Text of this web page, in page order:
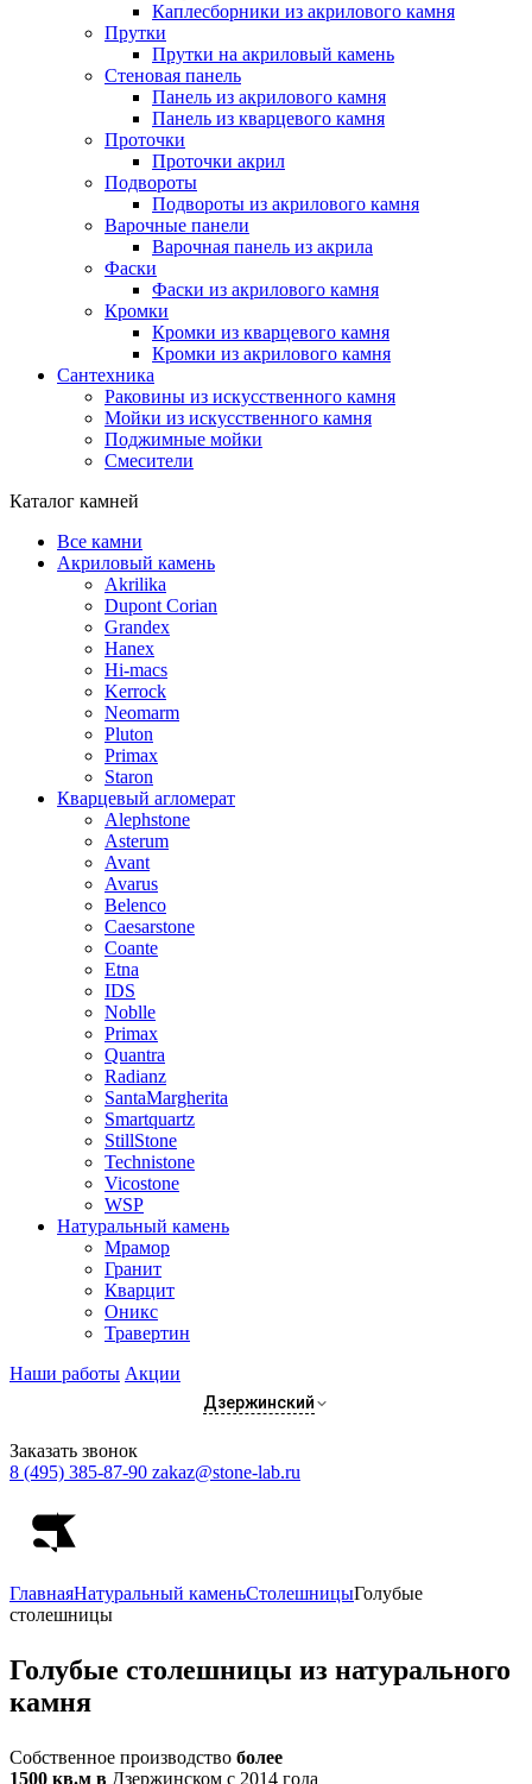
Каплесборники из акрилового камня
Прутки
Прутки на акриловый камень
Стеновая панель
Панель из акрилового камня
Панель из кварцевого камня
Проточки
Проточки акрил
Подвороты
Подвороты из акрилового камня
Варочные панели
Варочная панель из акрила
Фаски
Фаски из акрилового камня
Кромки
Кромки из кварцевого камня
Кромки из акрилового камня
Сантехника
Раковины из искусственного камня
Мойки из искусственного камня
Поджимные мойки
Смесители
Каталог камней
Все камни
Акриловый камень
Akrilika
Dupont Corian
Grandex
Hanex
Hi-macs
Kerrock
Neomarm
Pluton
Primax
Staron
Кварцевый агломерат
Alephstone
Asterum
Avant
Avarus
Belenco
Caesarstone
Coante
Etna
IDS
Noblle
Primax
Quantra
Radianz
SantaMargherita
Smartquartz
StillStone
Technistone
Vicostone
WSP
Натуральный камень
Мрамор
Гранит
Кварцит
Оникс
Травертин
Наши работы Акции
Дзержинский
Заказать звонок
8 (495) 385-87-90 zakaz@stone-lab.ru
ГлавнаяНатуральный каменьСтолешницыГолубые
столешницы
Голубые столешницы из натурального
камня
Собственное производство более
1500 кв.м в Дзержинском с 2014 года